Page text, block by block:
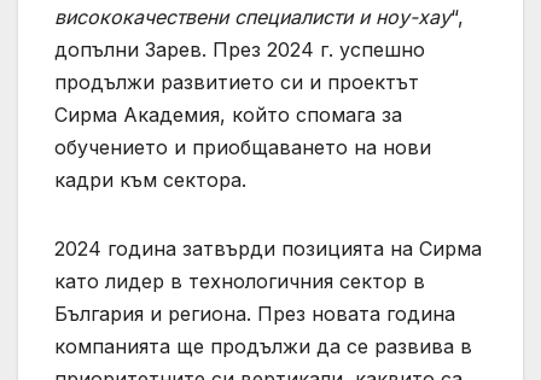
висококачествени специалисти и ноу-хау“,
допълни Зарев. През 2024 г. успешно
продължи развитието си и проектът
Сирма Академия, който спомага за
обучението и приобщаването на нови
кадри към сектора.
2024 година затвърди позицията на Сирма
като лидер в технологичния сектор в
България и региона. През новата година
компанията ще продължи да се развива в